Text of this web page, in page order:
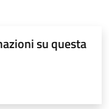
su questa